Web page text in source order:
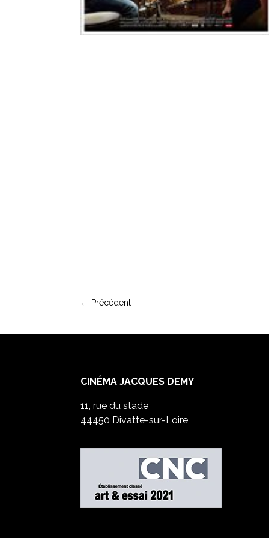
← Précédent
CINÉMA JACQUES DEMY
11, rue du stade
44450 Divatte-sur-Loire